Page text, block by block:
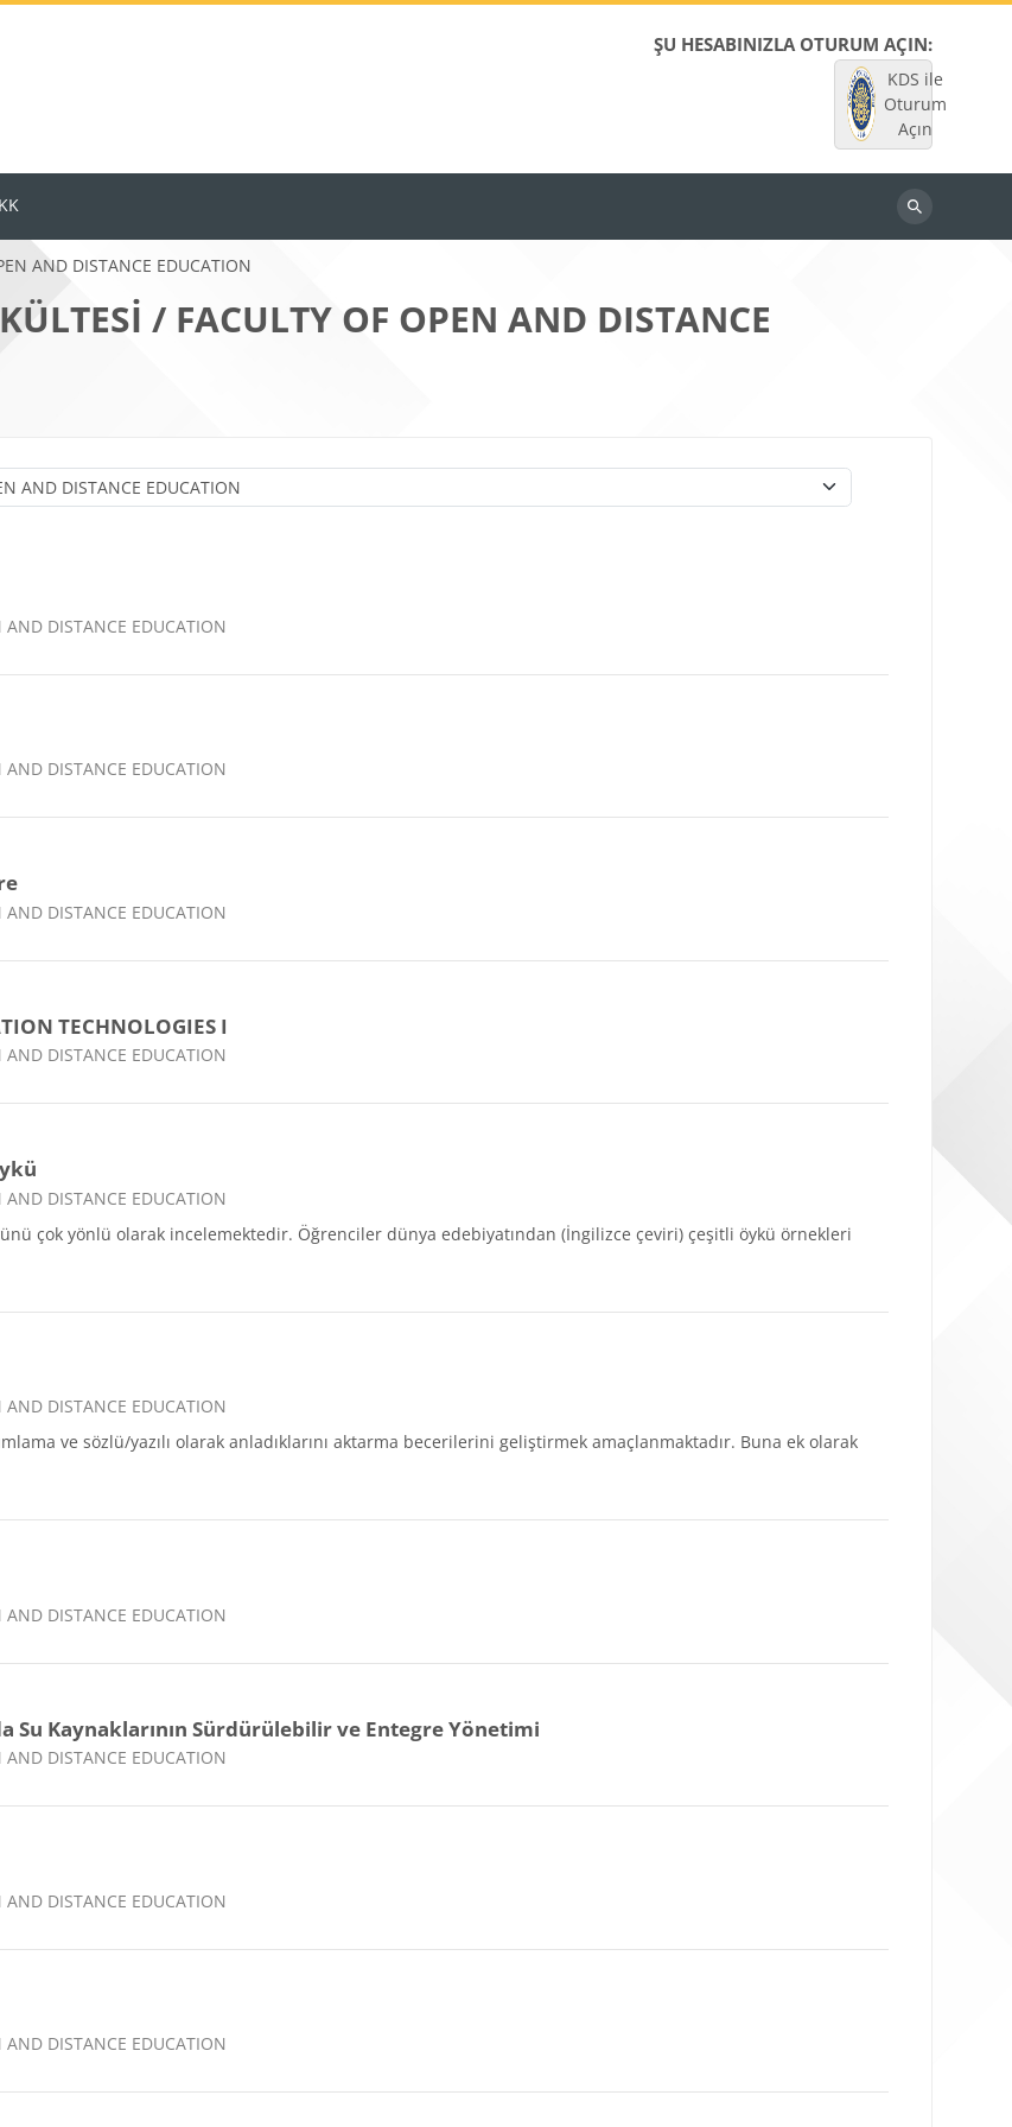
ŞU HESABINIZLA OTURUM AÇIN:
KDS ile
Oturum
Açın
Dersleri
AND DISTANCE EDUCATION
/ FACULTY OF OPEN AND DISTANCE
Ders Kategorileri
AND DISTANCE EDUCATION
AND DISTANCE EDUCATION
AND DISTANCE EDUCATION
TECHNOLOGIES I
AND DISTANCE EDUCATION
AND DISTANCE EDUCATION
çok yönlü olarak incelemektedir. Öğrenciler dünya edebiyatından (İngilizce çeviri) çeşitli öykü örnekleri
AND DISTANCE EDUCATION
ve sözlü/yazılı olarak anladıklarını aktarma becerilerini geliştirmek amaçlanmaktadır. Buna ek olarak
AND DISTANCE EDUCATION
Su Kaynaklarının Sürdürülebilir ve Entegre Yönetimi
AND DISTANCE EDUCATION
AND DISTANCE EDUCATION
AND DISTANCE EDUCATION